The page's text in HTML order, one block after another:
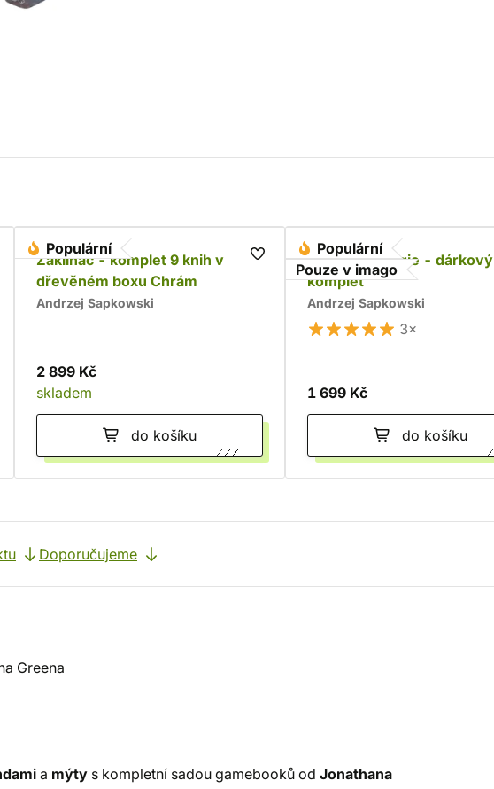
Populární
Zaklínač - komplet 9 knih v
dřevěném boxu Chrám
Andrzej Sapkowski
2 899 Kč
skladem
do košíku
Populární
Pouze v imago
Husitská trilogie - dárkový
komplet
Andrzej Sapkowski
3×
1 699 Kč
do košíku
Doporučujeme
Greena
a mýty s kompletní sadou gamebooků od Jonathana